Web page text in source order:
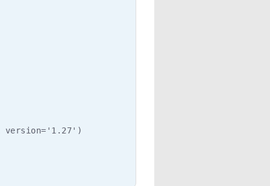
version='1.27')